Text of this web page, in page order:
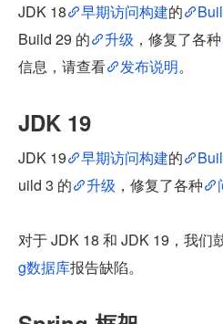
JDK 18 早期访问构建的
Build 29 的
升级 ，修复了各种
信息，请查看
发布说明。
JDK 19
JDK 19 早期访问构建的
uild 3 的
升级 ，修复了各种
对于 JDK 18 和 JDK 19，我们
g数据库报告缺陷。